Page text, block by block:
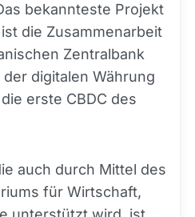
bekannteste Projekt
die Zusammenarbeit
Zentralbank
digitalen Währung
erste CBDC des
auch durch Mittel des
für Wirtschaft,